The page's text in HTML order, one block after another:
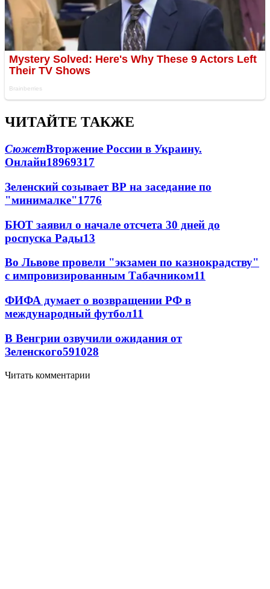
ЧИТАЙТЕ ТАКЖЕ
СюжетВторжение России в Украину.
Онлайн18969317
Зеленский созывает ВР на заседание по
"минималке"1776
БЮТ заявил о начале отсчета 30 дней до
роспуска Рады13
Во Львове провели "экзамен по казнокрадству"
с импровизированным Табачником11
ФИФА думает о возвращении РФ в
международный футбол11
В Венгрии озвучили ожидания от
Зеленского591028
Читать комментарии